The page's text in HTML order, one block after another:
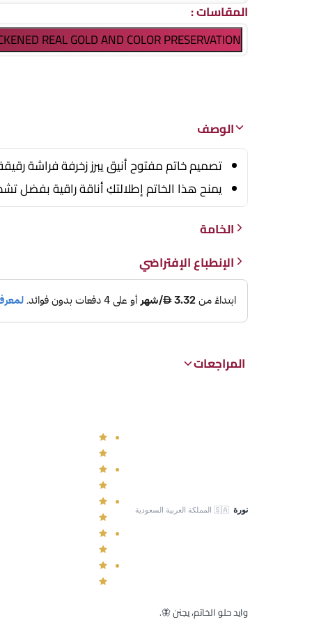
المقاسات:
REAL GOLD AND COLOR PRESERVATION)
الوصف
تصميم خاتم مفتوح أنيق يبرز زخرفة فراشة
يمنح هذا الخاتم إطلالتكِ أناقة راقية بفضل
الخامة
الإنطباع الإفتراضي
المراجعات
نورة 🇸🇦 المملكة العربية السعودية
وايد حلو الخاتم، يجنن 🦋.